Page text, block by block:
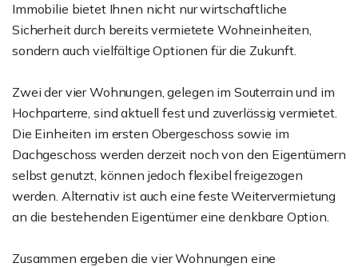
Immobilie bietet Ihnen nicht nur wirtschaftliche
Sicherheit durch bereits vermietete Wohneinheiten,
sondern auch vielfältige Optionen für die Zukunft.
Zwei der vier Wohnungen, gelegen im Souterrain und im
Hochparterre, sind aktuell fest und zuverlässig vermietet.
Die Einheiten im ersten Obergeschoss sowie im
Dachgeschoss werden derzeit noch von den Eigentümern
selbst genutzt, können jedoch flexibel freigezogen
werden. Alternativ ist auch eine feste Weitervermietung
an die bestehenden Eigentümer eine denkbare Option.
Zusammen ergeben die vier Wohnungen eine